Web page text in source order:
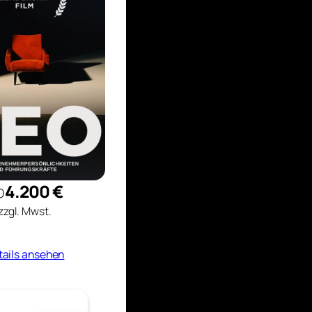
4.200 €
Mwst.
ansehen